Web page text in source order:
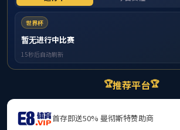
版权所有：WilliamHill·威廉英国(亚洲)中